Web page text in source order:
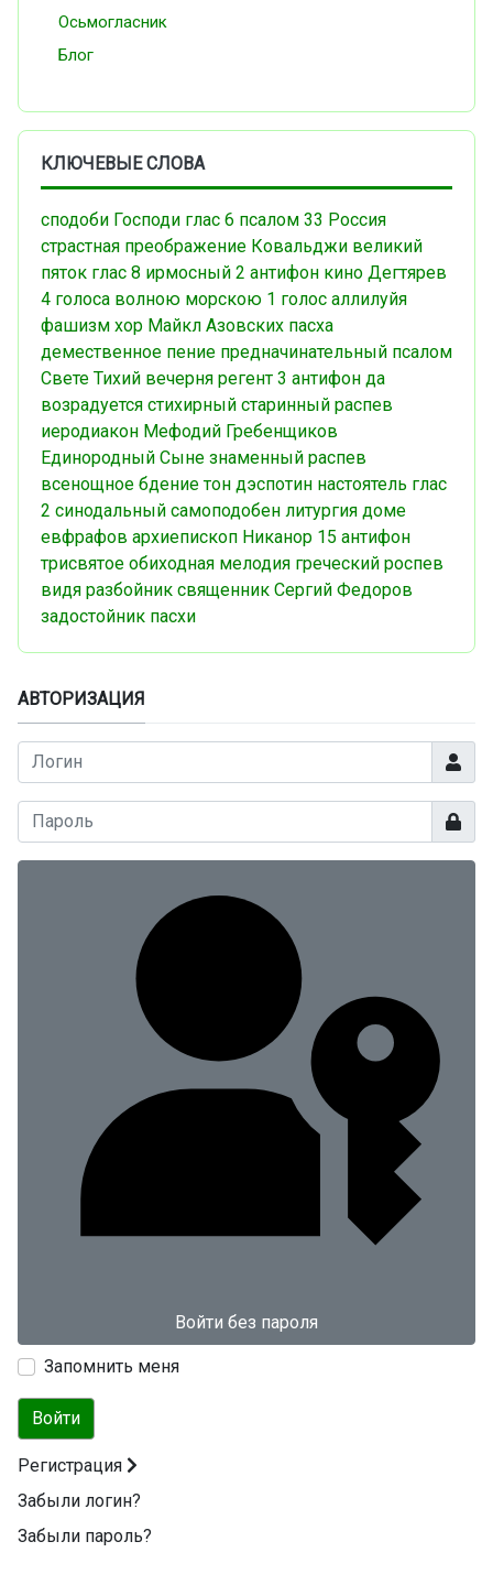
Осьмогласник
Блог
КЛЮЧЕВЫЕ СЛОВА
сподоби Господи глас 6 псалом 33 Россия
страстная преображение Ковальджи великий
пяток глас 8 ирмосный 2 антифон кино Дегтярев
4 голоса волною морскою 1 голос аллилуйя
фашизм хор Майкл Азовских пасха
демественное пение предначинательный псалом
Свете Тихий вечерня регент 3 антифон да
возрадуется стихирный старинный распев
иеродиакон Мефодий Гребенщиков
Единородный Сыне знаменный распев
всенощное бдение тон дэспотин настоятель глас
2 синодальный самоподобен литургия доме
евфрафов архиепископ Никанор 15 антифон
трисвятое обиходная мелодия греческий роспев
видя разбойник священник Сергий Федоров
задостойник пасхи
АВТОРИЗАЦИЯ
Логин
Войти без пароля
Запомнить меня
Войти
Регистрация
Забыли логин?
Забыли пароль?